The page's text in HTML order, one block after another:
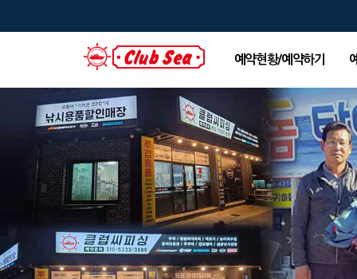
예약현황/예약하기